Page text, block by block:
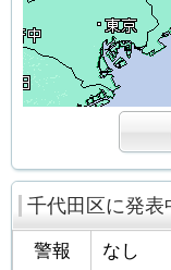
千代田区に発表
警報 なし